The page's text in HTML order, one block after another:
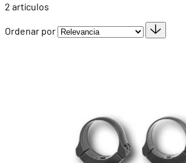
2 artículos
Ordenar por